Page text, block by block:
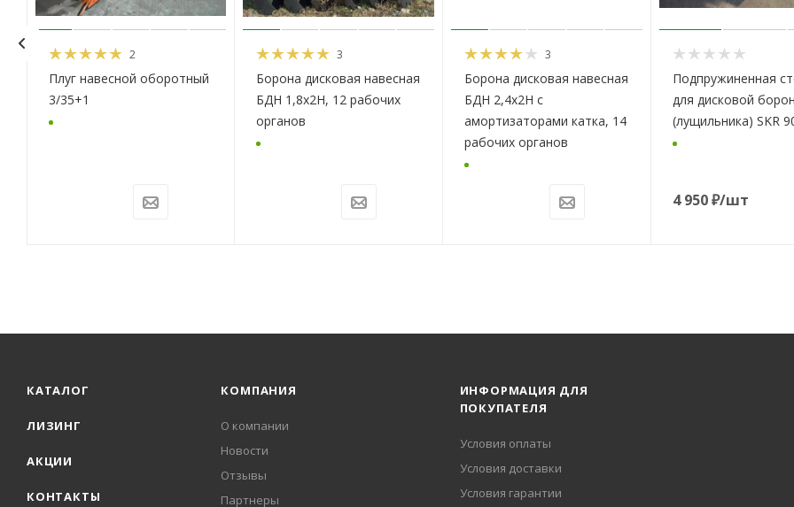
2
Плуг навесной оборотный
3/35+1
3
Борона дисковая навесная
БДН 1,8х2Н, 12 рабочих
органов
3
Борона дисковая навесная
БДН 2,4х2Н с
амортизаторами катка, 14
рабочих органов
Подпружиненная
для дисковой
(лущильника) SKR
4 950₽/шт
КАТАЛОГ
ЛИЗИНГ
АКЦИИ
КОНТАКТЫ
КОМПАНИЯ
О компании
Новости
Отзывы
Партнеры
ИНФОРМАЦИЯ ДЛЯ
ПОКУПАТЕЛЯ
Условия оплаты
Условия доставки
Условия гарантии